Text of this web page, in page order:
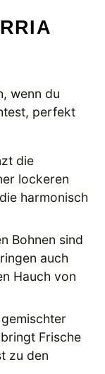
wenn du
perfekt
die
lockeren
harmonisch
Bohnen sind
auch
Hauch von
Frische
zu den